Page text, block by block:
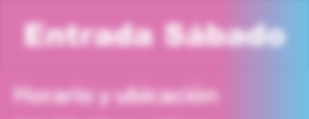
Entrada Sábado
Horario y ubicación